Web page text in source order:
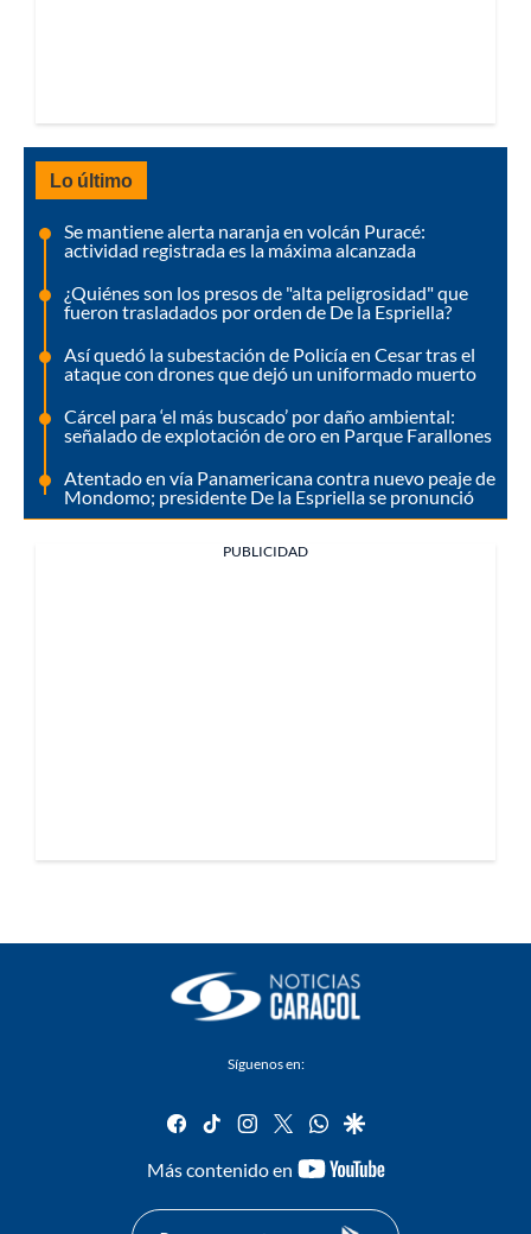
Lo último
Se mantiene alerta naranja en volcán Puracé:
actividad registrada es la máxima alcanzada
¿Quiénes son los presos de "alta peligrosidad" que
fueron trasladados por orden de De la Espriella?
Así quedó la subestación de Policía en Cesar tras el
ataque con drones que dejó un uniformado muerto
Cárcel para ‘el más buscado’ por daño ambiental:
señalado de explotación de oro en Parque Farallones
Atentado en vía Panamericana contra nuevo peaje de
Mondomo; presidente De la Espriella se pronunció
PUBLICIDAD
Síguenos en:
facebook
tiktok instagram
twitterwhatsapp
google
Más contenido en
youtube-